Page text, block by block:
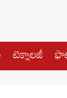
టెక్నాలజీ